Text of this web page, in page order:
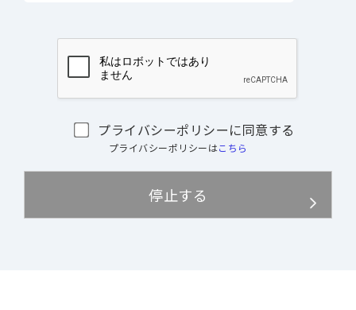
プライバシーポリシーに同意する
プライバシーポリシーはこちら